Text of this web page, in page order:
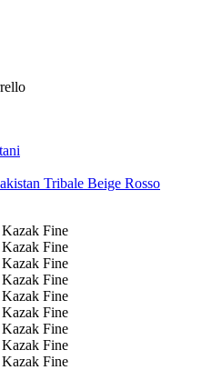
Tribale Beige Rosso